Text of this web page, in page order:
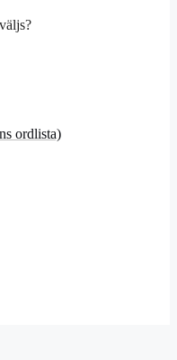
ordlista)